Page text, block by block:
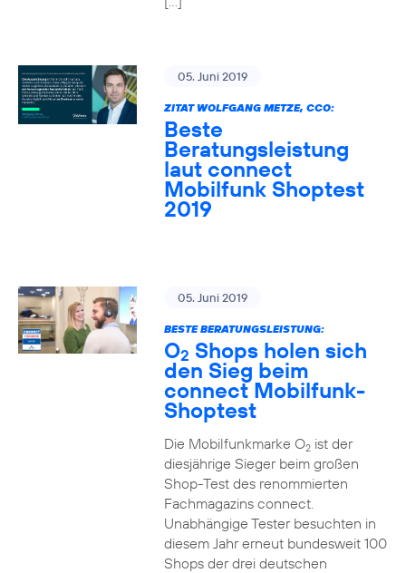
05. Juni 2019
ZITAT WOLFGANG METZE, CCO:
Beste
Beratungsleistung
laut connect
Mobilfunk Shoptest
2019
05. Juni 2019
BESTE BERATUNGSLEISTUNG:
O2 Shops holen sich
den Sieg beim
connect Mobilfunk-
Shoptest
Die Mobilfunkmarke O2ist der
diesjährige Sieger beim großen
Shop-Test des renommierten
Fachmagazins connect.
Unabhängige Tester besuchten in
diesem Jahr erneut bundesweit 100
Shops der drei deutschen